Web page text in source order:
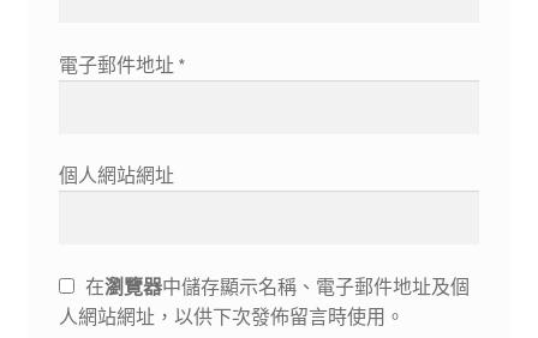
電子郵件地址 *
個人網站網址
在瀏覽器中儲存顯示名稱、電子郵件地址及個
人網站網址，以供下次發佈留言時使用。